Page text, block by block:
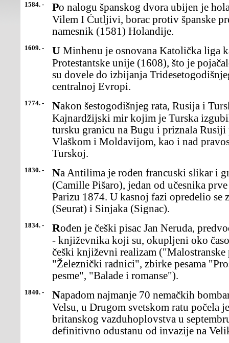
1584. - Po nalogu španskog dvora ubijen je holandski princ odOranža
Vilem I Ćutljivi, borac protiv španske
namesnik (1581) Holandije.
1609. - U Minhenu je osnovana Katolička liga kao odgovor naosnivanje
Protestantske unije (1608), što je
su dovele do izbijanja
centralnoj Evropi.
1774. - Nakon šestogodišnjeg rata, Rusija i Turska sklopile suKučuk-
Kajnardžijski mir kojim je Turska
tursku granicu na Bugu i priznala
Vlaškom i Moldavijom, kao i nad
Turskoj.
1830. - Na Antilima je rođen francuski slikar i grafičar KamijPisaro
(Camille Pišaro), jedan od učesnika
Parizu 1874. U kasnoj fazi opredelio se
(Seurat) i Sinjaka (Signac).
1834. - Rođen je češki pisac Jan Neruda, predvodnik generacije "majevaca"
- književnika koji su, okupljeni oko
češki književni realizam
"Železnički radnici", zbirke pesama
pesme", "Balade i romanse").
1840. - Napadom najmanje 70 nemačkih bombardera na ciljeve ujužnom
Velsu, u Drugom svetskom ratu počela
britanskog vazduhoplovstva u
definitivno odustanu od invazije na